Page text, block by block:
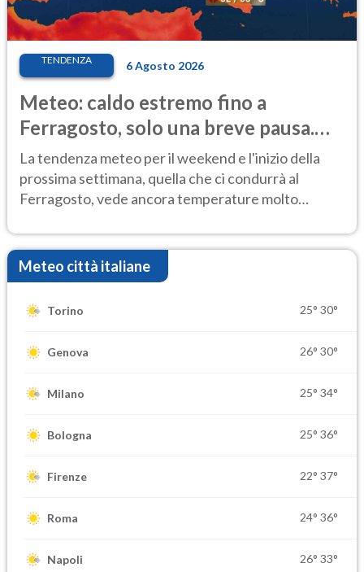
TENDENZA 6 Agosto 2026
Meteo: caldo estremo fino a
Ferragosto, solo una breve pausa.
Ecco dove
La tendenza meteo per il weekend e l'inizio della
prossima settimana, quella che ci condurrà al
Ferragosto, vede ancora temperature molto
Meteo città italiane
Torino 25° 30°
Genova 26° 30°
Milano 25° 34°
Bologna 25° 36°
Firenze 22° 37°
Roma 24° 36°
Napoli 26° 33°